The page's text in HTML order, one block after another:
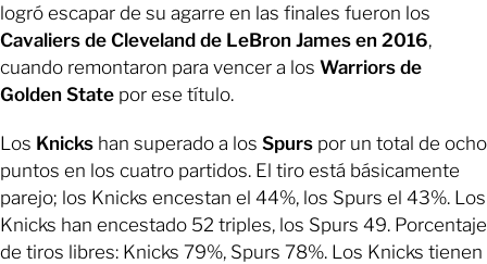
logró escapar de su agarre en las finales fueron los
Cavaliers de Cleveland de LeBron James en 2016,
cuando remontaron para vencer a los Warriors de
Golden State por ese título.
Los Knicks han superado a los Spurs por un total de ocho
puntos en los cuatro partidos. El tiro está básicamente
parejo; los Knicks encestan el 44%, los Spurs el 43%. Los
Knicks han encestado 52 triples, los Spurs 49. Porcentaje
de tiros libres: Knicks 79%, Spurs 78%. Los Knicks tienen